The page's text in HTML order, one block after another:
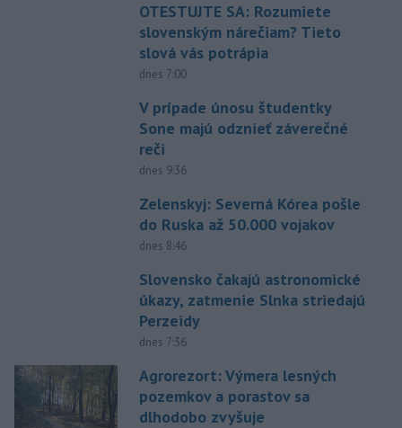
OTESTUJTE SA: Rozumiete
slovenským nárečiam? Tieto
slová vás potrápia
dnes 7:00
V prípade únosu študentky
Sone majú odznieť záverečné
reči
dnes 9:36
Zelenskyj: Severná Kórea pošle
do Ruska až 50.000 vojakov
dnes 8:46
Slovensko čakajú astronomické
úkazy, zatmenie Slnka striedajú
Perzeidy
dnes 7:36
Agrorezort: Výmera lesných
pozemkov a porastov sa
dlhodobo zvyšuje